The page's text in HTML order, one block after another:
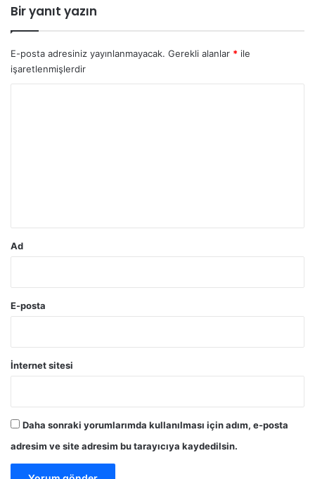
Bir yanıt yazın
E-posta adresiniz yayınlanmayacak. Gerekli alanlar * ile
işaretlenmişlerdir
Ad
E-posta
İnternet sitesi
Daha sonraki yorumlarımda kullanılması için adım, e-posta
adresim ve site adresim bu tarayıcıya kaydedilsin.